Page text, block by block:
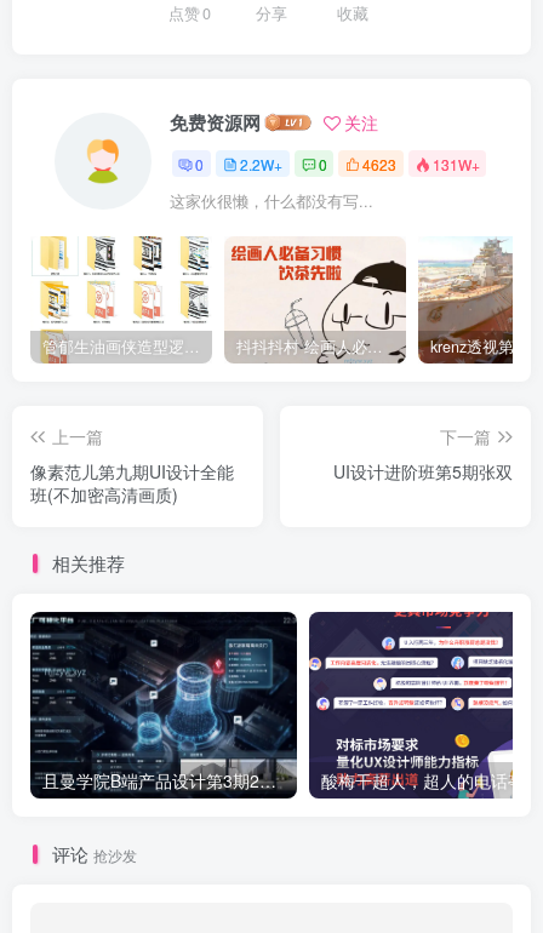
点赞0 分享 收藏
免费资源网 关注
0 2.2W+ 0 4623 131W+
这家伙很懒，什么都没有写...
管郁生油画侠造型逻辑班第一期2019年5月【高清不缺课】 抖抖抖村 绘画人必备习惯2020【画质不错】
上一篇
像素范儿第九期UI设计全能
班(不加密高清画质)
下一篇
UI设计进阶班第5期张双
相关推荐
且曼学院B端产品设计第3期2021年【画质还行】
评论 抢沙发